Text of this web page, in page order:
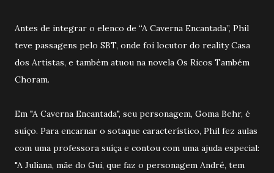
Antes de integrar o elenco de “A Caverna Encantada”, Phil
teve passagens pelo SBT, onde foi locutor do reality Casa
dos Artistas, e também atuou na novela Os Ricos Também
Choram.
Em "A Caverna Encantada", seu personagem, Goma Behr, é
suíço. Para encarnar o sotaque característico, Phil fez aulas
com uma professora suíça e contou com uma ajuda especial:
"A Juliana, mãe do Gui, que faz o personagem André, tem